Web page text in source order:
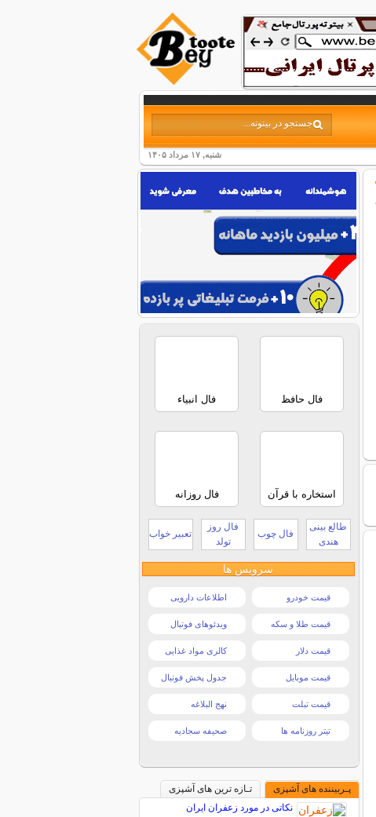
شنبه, ۱۷ مرداد ۱۴۰۵
فال حافظ فال انبیاء
استخاره با قرآن فال روزانه
طالع بینی
هندی
فال چوب
فال روز
تولد
تعبیر خواب
سرویس ها
قیمت خودرو اطلاعات دارویی
قیمت طلا و سکه ویدئوهای فوتبال
قیمت دلار کالری مواد غذایی
قیمت موبایل جدول پخش فوتبال
قیمت تبلت نهج البلاغه
تیتر روزنامه ها صحیفه سجادیه
پـربیننده های آشپزی
تـازه ترین های آشپزی
نکاتی در مورد زعفران ایران